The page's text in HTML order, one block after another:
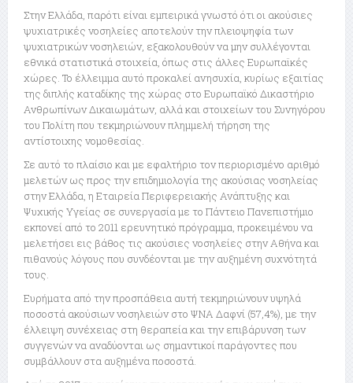
Στην Ελλάδα, παρότι είναι εμπειρικά γνωστό ότι οι ακούσιες
ψυχιατρικές νοσηλείες αποτελούν την πλειοψηφία των
ψυχιατρικών νοσηλειών, εξακολουθούν να μην συλλέγονται
εθνικά στατιστικά στοιχεία, όπως στις άλλες Ευρωπαϊκές
χώρες. Το έλλειμμα αυτό προκαλεί ανησυχία, κυρίως εξαιτίας
της διπλής καταδίκης της χώρας στο Ευρωπαϊκό Δικαστήριο
Ανθρωπίνων Δικαιωμάτων, αλλά και στοιχείων του Συνηγόρου
του Πολίτη που τεκμηριώνουν πλημμελή τήρηση της
αντίστοιχης νομοθεσίας.
Σε αυτό το πλαίσιο και με εφαλτήριο τον περιορισμένο αριθμό
μελετών ως προς την επιδημιολογία της ακούσιας νοσηλείας
στην Ελλάδα, η Εταιρεία Περιφερειακής Ανάπτυξης και
Ψυχικής Υγείας σε συνεργασία με το Πάντειο Πανεπιστήμιο
εκπονεί από το 2011 ερευνητικό πρόγραμμα, προκειμένου να
μελετήσει εις βάθος τις ακούσιες νοσηλείες στην Αθήνα και
πιθανούς λόγους που συνδέονται με την αυξημένη συχνότητά
τους.
Ευρήματα από την προσπάθεια αυτή τεκμηριώνουν υψηλά
ποσοστά ακούσιων νοσηλειών στο ΨΝΑ Δαφνί (57,4%), με την
έλλειψη συνέχειας στη θεραπεία και την επιβάρυνση των
συγγενών να αναδύονται ως σημαντικοί παράγοντες που
συμβάλλουν στα αυξημένα ποσοστά.